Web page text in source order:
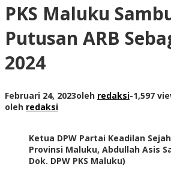
PKS Maluku
Putusan ARB
2024
Februari 24, 2023oleh redaksi-1,597
oleh redaksi
Ketua DPW Partai Keadilan
Provinsi Maluku, Abdullah Asis
Dok. DPW PKS Maluku)